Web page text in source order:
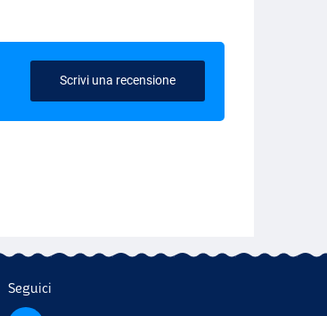
Scrivi una recensione
Seguici